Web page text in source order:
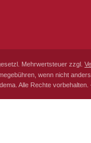
Mehrwertsteuer zzgl.
wenn nicht
Alle Rechte